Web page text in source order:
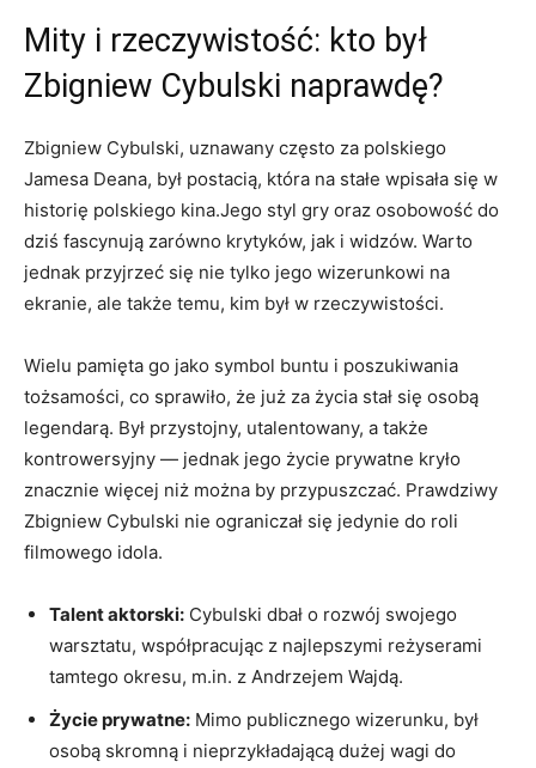
Mity i rzeczywistość: kto był
Zbigniew Cybulski naprawdę?
Zbigniew Cybulski, uznawany często za polskiego
Jamesa Deana, był postacią, która na stałe wpisała się w
historię polskiego kina.Jego styl gry oraz osobowość do
dziś fascynują zarówno krytyków, jak i widzów. Warto
jednak przyjrzeć się nie tylko jego wizerunkowi na
ekranie, ale także temu, kim był w rzeczywistości.
Wielu pamięta go jako symbol buntu i poszukiwania
tożsamości, co sprawiło, że już za życia stał się osobą
legendarą. Był przystojny, utalentowany, a także
kontrowersyjny — jednak jego życie prywatne kryło
znacznie więcej niż można by przypuszczać. Prawdziwy
Zbigniew Cybulski nie ograniczał się jedynie do roli
filmowego idola.
Talent aktorski: Cybulski dbał o rozwój swojego
warsztatu, współpracując z najlepszymi reżyserami
tamtego okresu, m.in. z Andrzejem Wajdą.
Życie prywatne: Mimo publicznego wizerunku, był
osobą skromną i nieprzykładającą dużej wagi do